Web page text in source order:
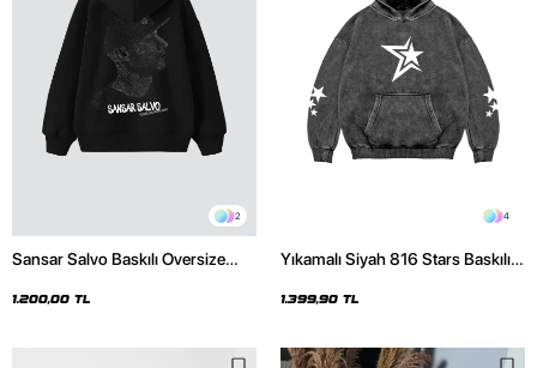
2
Sansar Salvo Baskılı Oversize
1.200,00 TL
4
Yıkamalı Siyah 816 Stars Baskılı
1.399,90 TL